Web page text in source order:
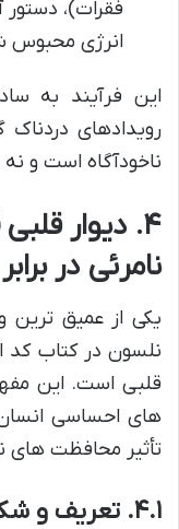
فقرات)، دستور
انرژی محبوس
این فرآیند به
رویدادهای
ناخودآگاه است و
نامرئی در
یکی از عمیق ترین
نلسون در کتاب کد
قلبی است. این
های احساسی
تأثیر محافظت های
۴.۱. تعریف و شکل گیری دیوار قلبی